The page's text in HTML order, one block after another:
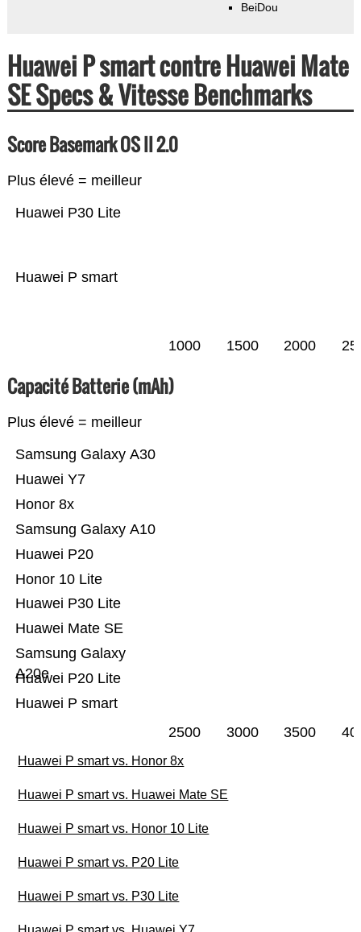
BeiDou
Huawei P smart contre Huawei Mate
SE Specs & Vitesse Benchmarks
Score Basemark OS II 2.0
Plus élevé = meilleur
Huawei P smart
Huawei P30 Lite
1000 1500 2000
Capacité Batterie (mAh)
Plus élevé = meilleur
Huawei P smart
Huawei P20 Lite
Samsung Galaxy
A20e
Huawei Mate SE
Huawei P30 Lite
Honor 10 Lite
Huawei P20
Samsung Galaxy A10
Honor 8x
Huawei Y7
Samsung Galaxy A30
2500 3000 3500
Huawei P smart vs. Honor 8x
Huawei P smart vs. Huawei Mate SE
Huawei P smart vs. Honor 10 Lite
Huawei P smart vs. P20 Lite
Huawei P smart vs. P30 Lite